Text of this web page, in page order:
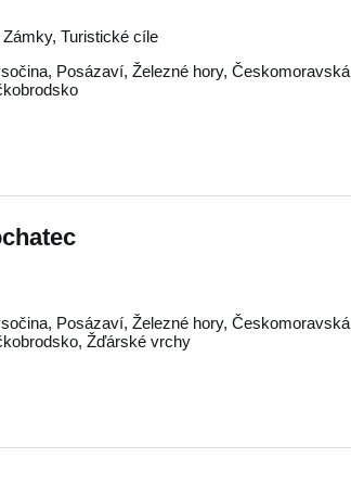
Turistické cíle
, Posázaví,Železné hory,Českomoravská
, Posázaví,Železné hory,Českomoravská
,Žďárské vrchy